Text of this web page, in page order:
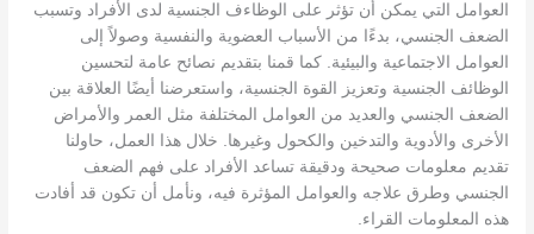
العوامل التي يمكن أن تؤثر على الوظاءف الجنسية لدى الأفراد وتسبب
الضعف الجنسي، بدءًا من الأسباب العضوية والنفسية وصولاً إلى
العوامل الاجتماعية والبيئية. كما قمنا بتقديم نصائح عامة لتحسين
الوظائف الجنسية وتعزيز القوة الجنسية، واستعرضنا أيضًا العلاقة بين
الضعف الجنسي والعديد من العوامل المختلفة مثل العمر والأمراض
الأخرى والأدوية والتدخين والكحول وغيرها. خلال هذا العمل، حاولنا
تقديم معلومات صحيحة ودقيقة تساعد الأفراد على فهم الضعف
الجنسي وطرق علاجه والعوامل المؤثرة فيه، ونأمل أن تكون قد أفادت
هذه المعلومات القراء.